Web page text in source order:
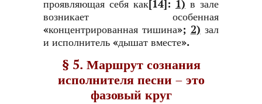
проявляющая себя как[14]: 1) в зале
возникает особенная
«концентрированная тишина»; 2) зал
и исполнитель «дышат вместе».
§ 5. Маршрут сознания
исполнителя песни – это
фазовый круг